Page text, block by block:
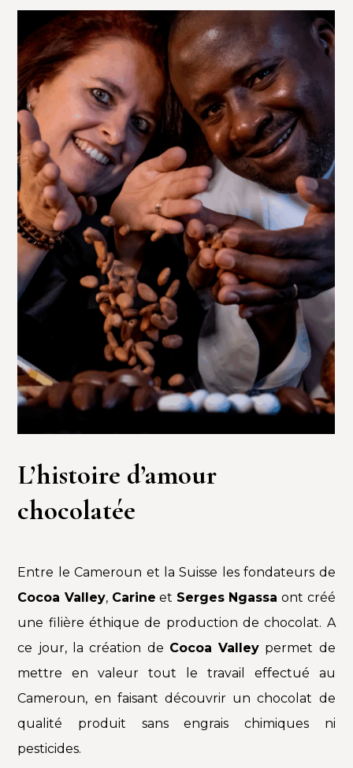
L’histoire d’amour
chocolatée
Entre le Cameroun et la Suisse les fondateurs de
Cocoa Valley, Carine et Serges Ngassa ont créé
une filière éthique de production de chocolat. A
ce jour, la création de Cocoa Valley permet de
mettre en valeur tout le travail effectué au
Cameroun, en faisant découvrir un chocolat de
qualité produit sans engrais chimiques ni
pesticides.